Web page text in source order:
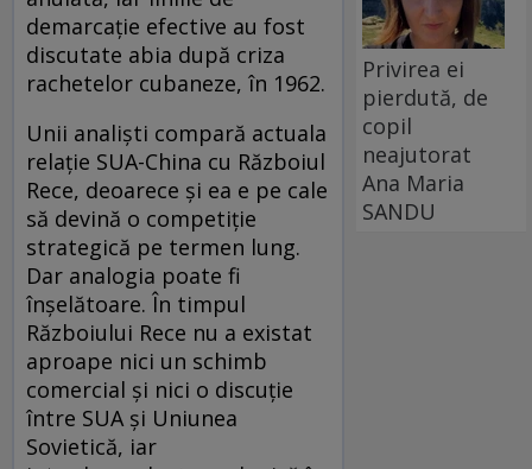
demarcație efective au fost
discutate abia după criza
rachetelor cubaneze, în 1962.
Unii analiști compară actuala
relație SUA-China cu Războiul
Rece, deoarece și ea e pe cale
să devină o competiție
strategică pe termen lung.
Dar analogia poate fi
înșelătoare. În timpul
Războiului Rece nu a existat
aproape nici un schimb
comercial și nici o discuție
între SUA și Uniunea
Sovietică, iar
Privirea ei
pierdută, de
copil
neajutorat
Ana Maria
SANDU